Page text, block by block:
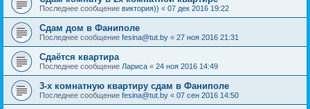
Последнее сообщение виктория)) « 07 дек 2016 19:22
Сдам дом в Фаниполе
Последнее сообщение fesina@tut.by « 27 ноя 2016 21:31
Сдаётся квартира
Последнее сообщение Лариса « 24 ноя 2016 14:49
3-х комнатную квартиру сдам в Фаниполе
Последнее сообщение fesina@tut.by « 07 сен 2016 14:50